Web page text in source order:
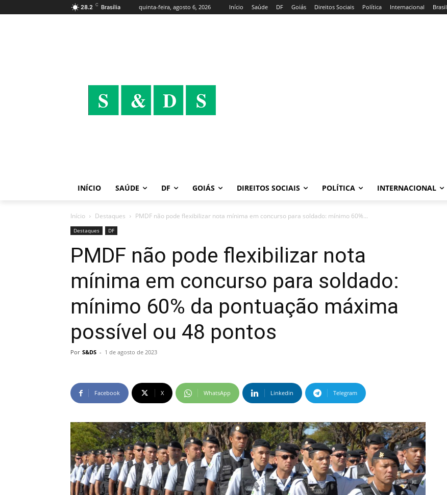
28.2 C Brasília quinta-feira, agosto 6, 2026 Início Saúde DF Goiás Direitos Sociais Política Internacional Brasil
INÍCIO SAÚDE DF GOIÁS DIREITOS SOCIAIS POLÍTICA INTERNACIONAL
Início Destaques PMDF não pode flexibilizar nota mínima em concurso para soldado: mínimo 60%...
Destaques DF
PMDF não pode flexibilizar nota
mínima em concurso para soldado:
mínimo 60% da pontuação máxima
possível ou 48 pontos
Por S&DS - 1 de agosto de 2023
Facebook X WhatsApp Linkedin Telegram